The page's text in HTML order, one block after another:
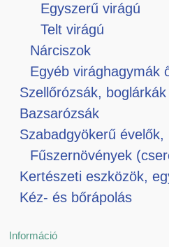
Egyszerű virágú
Telt virágú
Nárciszok
Egyéb virághagymák
Szellőrózsák, boglárkák
Bazsarózsák
Szabadgyökerű évelők,
Fűszernövények
Kertészeti eszközök,
Kéz- és bőrápolás
Információ